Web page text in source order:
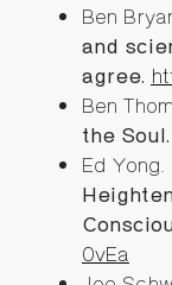
Ben
and
agree.
Ben
the Soul.
Ed Yong.
0vEa